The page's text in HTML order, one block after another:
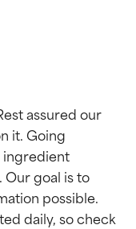
assured our
it. Going
ingredient
goal is to
possible.
daily, so check